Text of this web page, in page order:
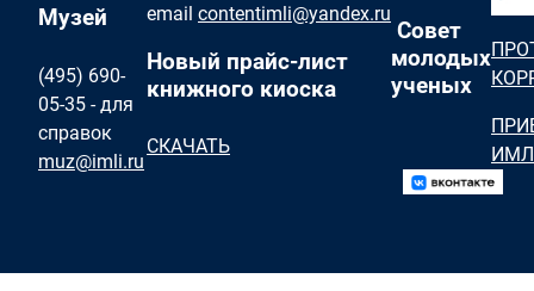
Музей
(495) 690-
05-35 - для
справок
muz@imli.ru
email contentimli@yandex.ru
Новый прайс-лист
книжного киоска
СКАЧАТЬ
Совет
молодых
ученых